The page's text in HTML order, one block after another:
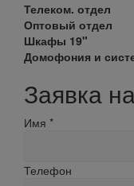
Телеком. отдел
Оптовый отдел
Шкафы 19"
Домофония и
Заявка
Имя *
Телефон